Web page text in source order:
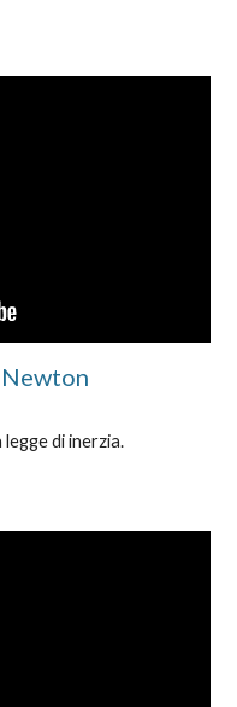
di inerzia.